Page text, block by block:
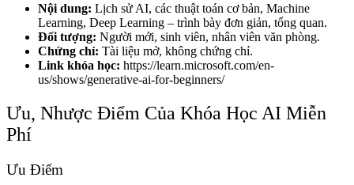
Nội dung: Lịch sử AI, các thuật toán cơ bản, Machine
Learning, Deep Learning – trình bày đơn giản, tổng quan.
Đối tượng: Người mới, sinh viên, nhân viên văn phòng.
Chứng chỉ: Tài liệu mở, không chứng chỉ.
Link khóa học: https://learn.microsoft.com/en-
us/shows/generative-ai-for-beginners/
Ưu, Nhược Điểm Của Khóa Học AI Miễn
Phí
Ưu Điểm